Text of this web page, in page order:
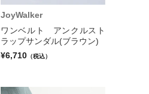
JoyWalker
ワンベルト アンクルスト
ラップサンダル(ブラウン)
¥6,710 （税込）